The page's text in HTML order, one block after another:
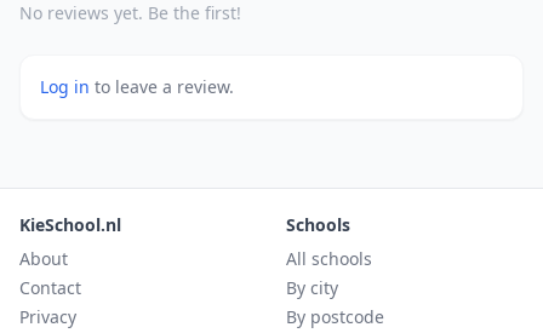
No reviews yet. Be the first!
Log in to leave a review.
KieSchool.nl
About
Contact
Privacy
Schools
All schools
By city
By postcode